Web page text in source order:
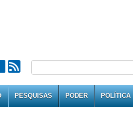
PESQUISAS PODER POLÍTICA